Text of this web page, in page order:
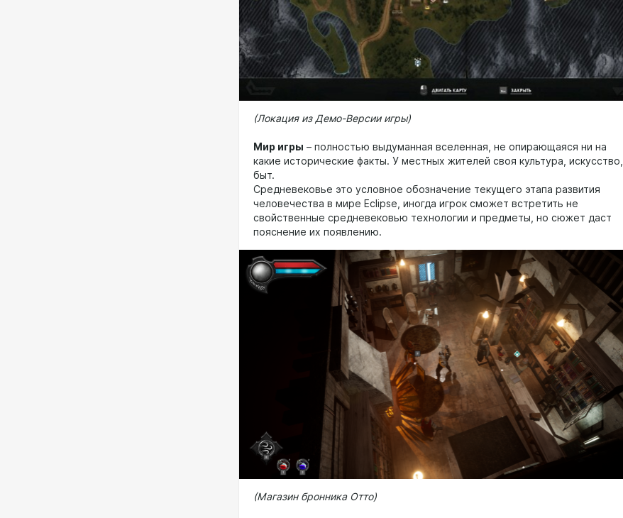
(Локация из Демо-Версии игры)
Мир игры – полностью выдуманная вселенная, не опирающаяся ни на
какие исторические факты. У местных жителей своя культура, искусство,
быт.
Средневековье это условное обозначение текущего этапа развития
человечества в мире Eclipse, иногда игрок сможет встретить не
свойственные средневековью технологии и предметы, но сюжет даст
пояснение их появлению.
(Магазин бронника Отто)